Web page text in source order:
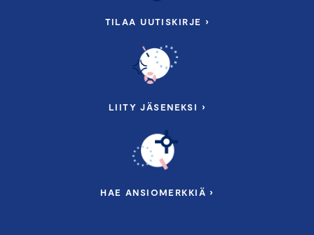
TILAA UUTISKIRJE ›
LIITY JÄSENEKSI ›
HAE ANSIOMERKKIÄ ›